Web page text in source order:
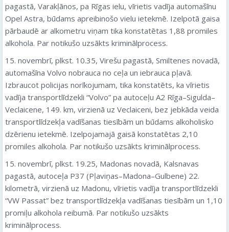
pagastā, Varakļānos, pa Rīgas ielu, vīrietis vadīja automašīnu
Opel Astra, būdams apreibinošo vielu ietekmē. Izelpotā gaisa
pārbaudē ar alkometru viņam tika konstatētas 1,88 promiles
alkohola. Par notikušo uzsākts kriminālprocess.
15. novembrī, plkst. 10.35, Virešu pagastā, Smiltenes novadā,
automašīna Volvo nobrauca no ceļa un iebrauca pļavā.
Izbraucot policijas norīkojumam, tika konstatēts, ka vīrietis
vadīja transportlīdzekli “Volvo” pa autoceļu A2 Rīga–Sigulda–
Veclaicene, 149. km, virzienā uz Veclaiceni, bez jebkāda veida
transportlīdzekļa vadīšanas tiesībām un būdams alkoholisko
dzērienu ietekmē. Izelpojamajā gaisā konstatētas 2,10
promiles alkohola. Par notikušo uzsākts kriminālprocess.
15. novembrī, plkst. 19.25, Madonas novadā, Kalsnavas
pagastā, autoceļa P37 (Pļaviņas–Madona–Gulbene) 22.
kilometrā, virzienā uz Madonu, vīrietis vadīja transportlīdzekli
“VW Passat” bez transportlīdzekļa vadīšanas tiesībām un 1,10
promiļu alkohola reibumā. Par notikušo uzsākts
kriminālprocess.